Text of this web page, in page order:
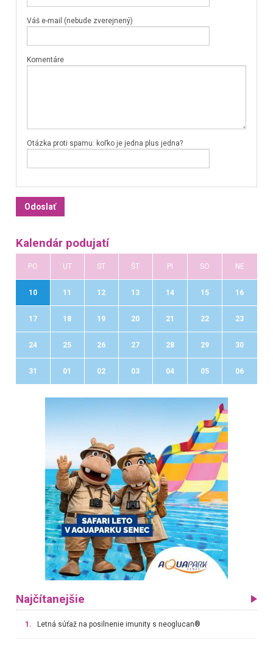
Váš e-mail (nebude zverejnený)
Komentáre
Otázka proti spamu: koľko je jedna plus jedna?
Kalendár podujatí
PO UT ST ŠT PI SO NE
10 11 12 13 14 15 16
17 18 19 20 21 22 23
24 25 26 27 28 29 30
31 01 02 03 04 05 06
Najčítanejšie
1. Letná súťaž na posilnenie imunity s neoglucan®